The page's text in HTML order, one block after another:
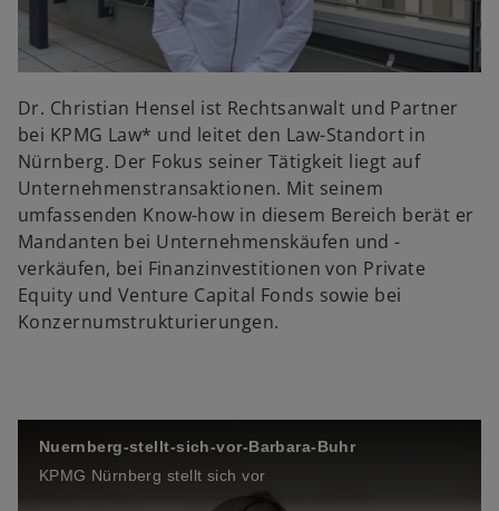
o
l
a
y
V
Dr. Christian Hensel ist Rechtsanwalt und Partner
bei KPMG Law* und leitet den Law-Standort in
Nürnberg. Der Fokus seiner Tätigkeit liegt auf
Unternehmenstransaktionen. Mit seinem
umfassenden Know-how in diesem Bereich berät er
Mandanten bei Unternehmenskäufen und -
verkäufen, bei Finanzinvestitionen von Private
Equity und Venture Capital Fonds sowie bei
Konzernumstrukturierungen.
Nuernberg-stellt-sich-vor-Barbara-Buhr
KPMG Nürnberg stellt sich vor